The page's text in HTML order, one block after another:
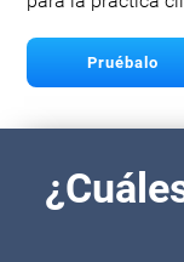
Pruébalo